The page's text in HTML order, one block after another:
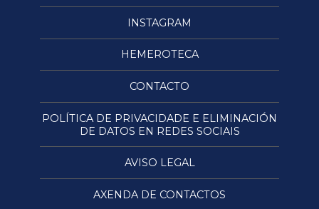
INSTAGRAM
HEMEROTECA
CONTACTO
POLÍTICA DE PRIVACIDADE E ELIMINACIÓN
DE DATOS EN REDES SOCIAIS
AVISO LEGAL
AXENDA DE CONTACTOS